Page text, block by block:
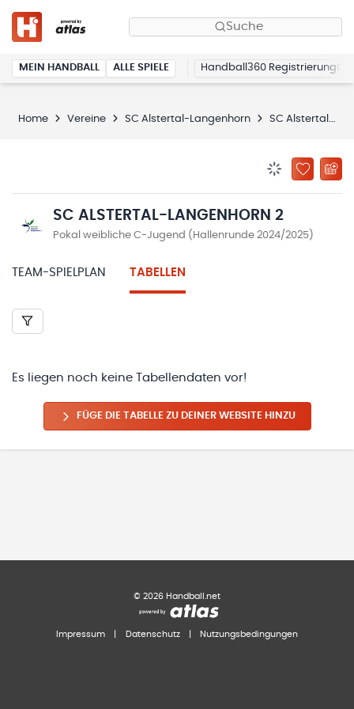
Suche
MEIN HANDBALL ALLE SPIELE Handball360 Registrierung
Home Vereine SC Alstertal-Langenhorn SC Alstertal-Langenhorn 2
ZU
SC ALSTERTAL-LANGENHORN 2
Pokal weibliche C-Jugend (Hallenrunde 2024/2025)
TEAM-SPIELPLAN TABELLEN
Es liegen noch keine Tabellendaten vor!
FÜGE DIE TABELLE ZU DEINER WEBSITE HINZU
© 2026 Handball.net
Impressum Datenschutz Nutzungsbedingungen